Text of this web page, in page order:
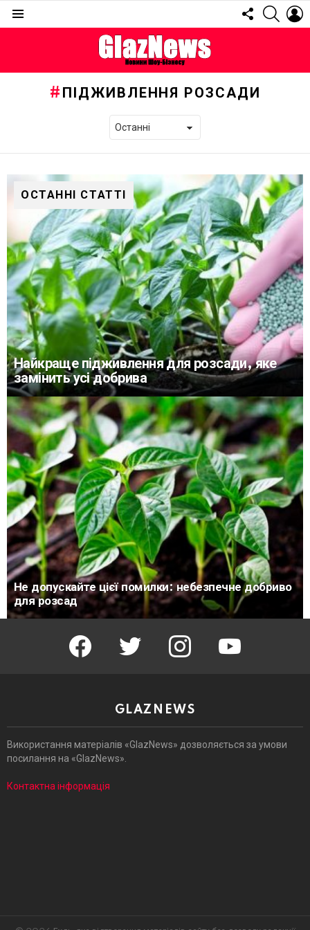
FOLLOW
US
ПІДЖИВЛЕННЯ РОЗСАДИ
ОСТАННІ СТАТТІ
Найкраще підживлення для розсади, яке
замінить усі добрива
Не допускайте цієї помилки: небезпечне добриво
для розсад
facebook twitter instagram youtube
GLAZNEWS
Використання матеріалів «GlazNews» дозволяється за умови
посилання на «GlazNews».
Контактна інформація